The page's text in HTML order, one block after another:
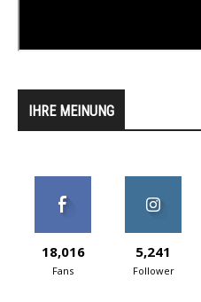
IHRE MEINUNG
18,016
Fans
5,241
Follower